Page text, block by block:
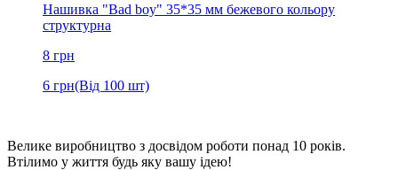
Нашивка "Bad boy" 35*35 мм бежевого кольору
структурна
8 грн
6 грн(Від 100 шт)
Велике виробництво з досвідом роботи понад 10 років.
Втілимо у життя будь яку вашу ідею!